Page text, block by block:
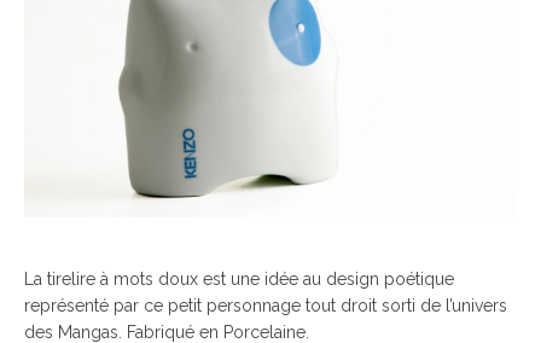
La tirelire à mots doux est une idée au design poétique
représenté par ce petit personnage tout droit sorti de l’univers
des Mangas. Fabriqué en Porcelaine.